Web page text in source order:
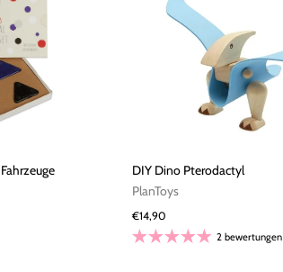
DIY Dino Pterodactyl
PlanToys
€14,90
2 bewertungen